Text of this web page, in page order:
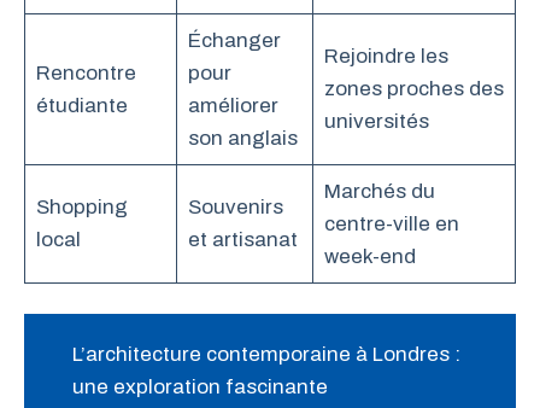
Rencontre
étudiante
Échanger
pour
améliorer
son anglais
Rejoindre les
zones proches des
universités
Shopping
local
Souvenirs
et artisanat
Marchés du
centre-ville en
week-end
L’architecture contemporaine à Londres :
une exploration fascinante